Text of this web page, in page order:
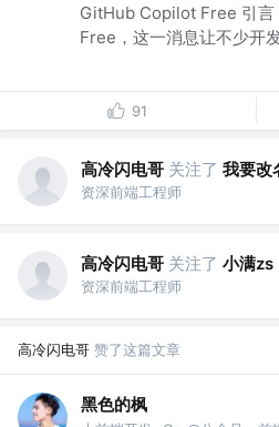
GitHub Copilot Free 引
Free，这一消息让不少开
91
高冷闪电哥 关注了 我要改
资深前端工程师
高冷闪电哥 关注了 小满zs
资深前端工程师
高冷闪电哥 赞了这篇文章
黑色的枫